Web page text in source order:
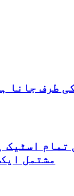
طرف جانا
تمام اسٹیک
مشتمل